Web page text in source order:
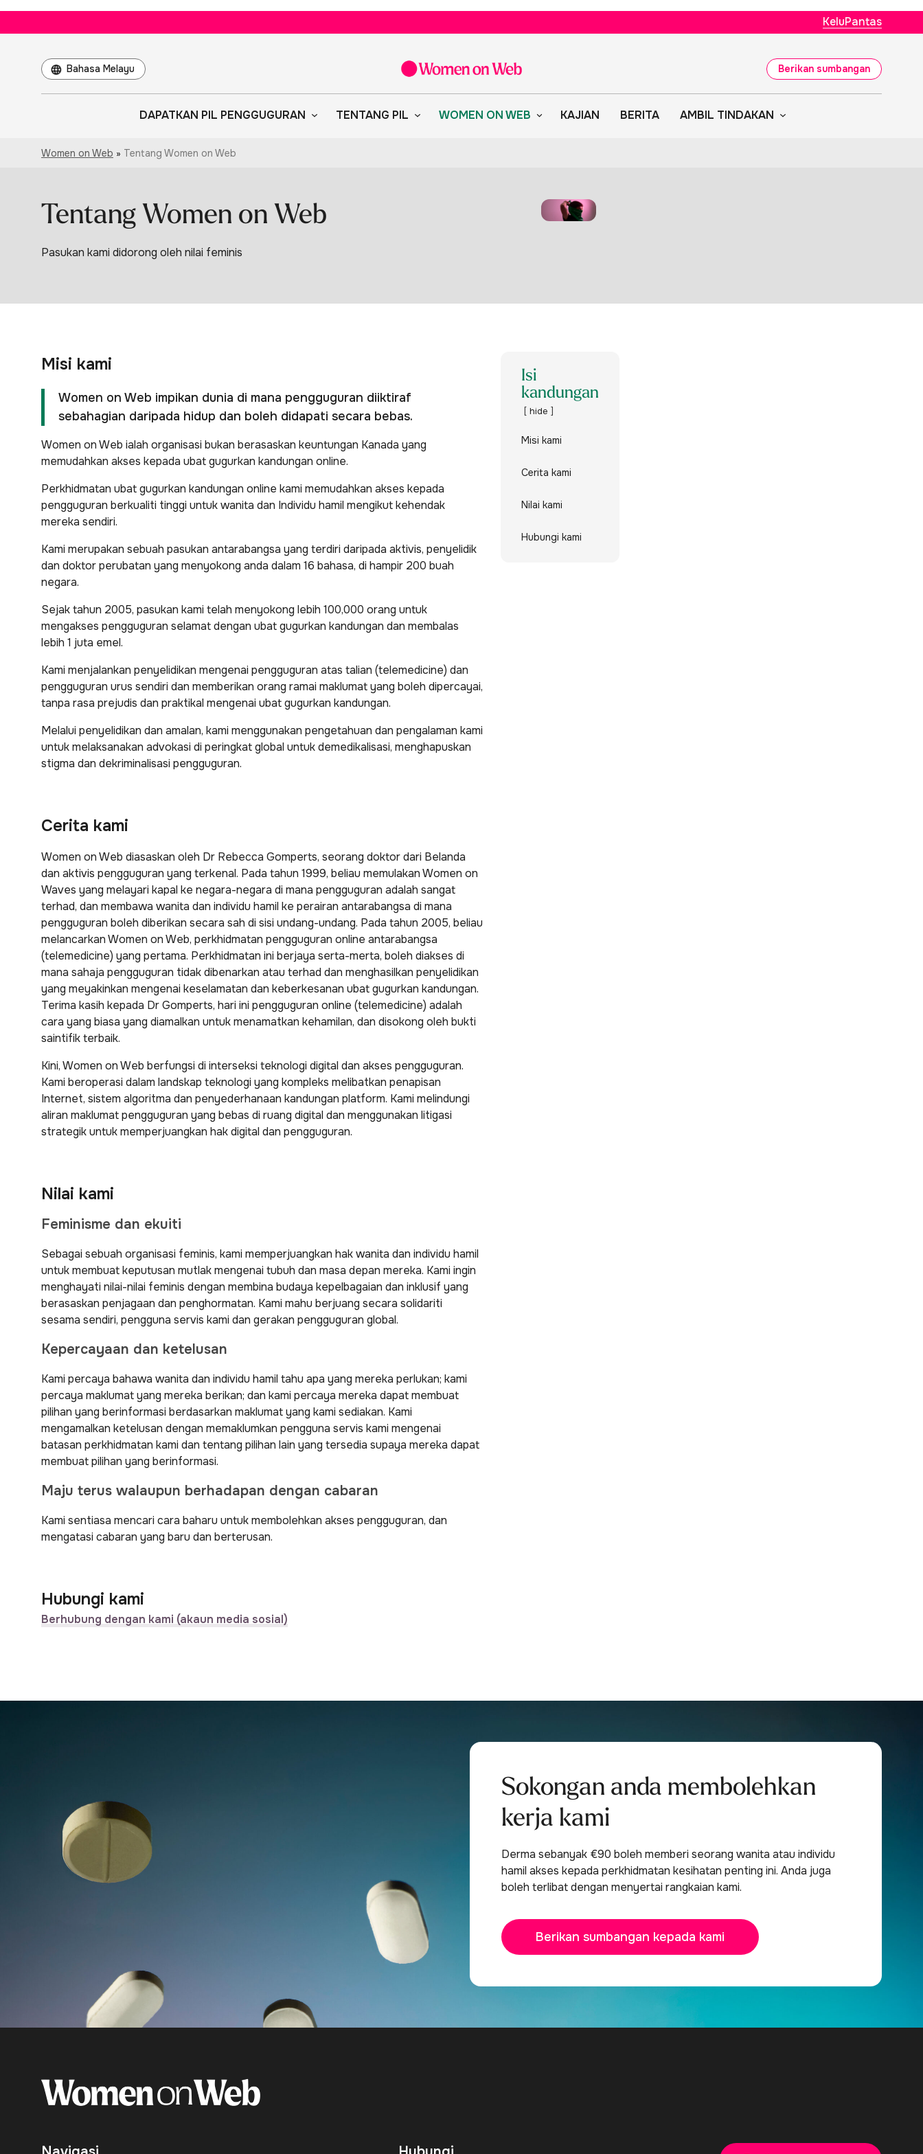
KeluPantas
Choose
a
language
Berikan sumbangan
DAPATKAN PIL PENGGUGURAN TENTANG PIL WOMEN ON WEB KAJIAN BERITA AMBIL TINDAKAN
Women on Web » Tentang Women on Web
Tentang Women on Web
Pasukan kami didorong oleh nilai feminis
Misi kami
Women on Web impikan dunia di mana pengguguran diiktiraf
sebahagian daripada hidup dan boleh didapati secara bebas.
Women on Web ialah organisasi bukan berasaskan keuntungan Kanada yang
memudahkan akses kepada ubat gugurkan kandungan online.
Perkhidmatan ubat gugurkan kandungan online kami memudahkan akses kepada
pengguguran berkualiti tinggi untuk wanita dan Individu hamil mengikut kehendak
mereka sendiri.
Kami merupakan sebuah pasukan antarabangsa yang terdiri daripada aktivis, penyelidik
dan doktor perubatan yang menyokong anda dalam 16 bahasa, di hampir 200 buah
negara.
Sejak tahun 2005, pasukan kami telah menyokong lebih 100,000 orang untuk
mengakses pengguguran selamat dengan ubat gugurkan kandungan dan membalas
lebih 1 juta emel.
Kami menjalankan penyelidikan mengenai pengguguran atas talian (telemedicine) dan
pengguguran urus sendiri dan memberikan orang ramai maklumat yang boleh dipercayai,
tanpa rasa prejudis dan praktikal mengenai ubat gugurkan kandungan.
Melalui penyelidikan dan amalan, kami menggunakan pengetahuan dan pengalaman kami
untuk melaksanakan advokasi di peringkat global untuk demedikalisasi, menghapuskan
stigma dan dekriminalisasi pengguguran.
Cerita kami
Women on Web diasaskan oleh Dr Rebecca Gomperts, seorang doktor dari Belanda
dan aktivis pengguguran yang terkenal. Pada tahun 1999, beliau memulakan Women on
Waves yang melayari kapal ke negara-negara di mana pengguguran adalah sangat
terhad, dan membawa wanita dan individu hamil ke perairan antarabangsa di mana
pengguguran boleh diberikan secara sah di sisi undang-undang. Pada tahun 2005, beliau
melancarkan Women on Web, perkhidmatan pengguguran online antarabangsa
(telemedicine) yang pertama. Perkhidmatan ini berjaya serta-merta, boleh diakses di
mana sahaja pengguguran tidak dibenarkan atau terhad dan menghasilkan penyelidikan
yang meyakinkan mengenai keselamatan dan keberkesanan ubat gugurkan kandungan.
Terima kasih kepada Dr Gomperts, hari ini pengguguran online (telemedicine) adalah
cara yang biasa yang diamalkan untuk menamatkan kehamilan, dan disokong oleh bukti
saintifik terbaik.
Kini, Women on Web berfungsi di interseksi teknologi digital dan akses pengguguran.
Kami beroperasi dalam landskap teknologi yang kompleks melibatkan penapisan
Internet, sistem algoritma dan penyederhanaan kandungan platform. Kami melindungi
aliran maklumat pengguguran yang bebas di ruang digital dan menggunakan litigasi
strategik untuk memperjuangkan hak digital dan pengguguran.
Nilai kami
Feminisme dan ekuiti
Sebagai sebuah organisasi feminis, kami memperjuangkan hak wanita dan individu hamil
untuk membuat keputusan mutlak mengenai tubuh dan masa depan mereka. Kami ingin
menghayati nilai-nilai feminis dengan membina budaya kepelbagaian dan inklusif yang
berasaskan penjagaan dan penghormatan. Kami mahu berjuang secara solidariti
sesama sendiri, pengguna servis kami dan gerakan pengguguran global.
Kepercayaan dan ketelusan
Kami percaya bahawa wanita dan individu hamil tahu apa yang mereka perlukan; kami
percaya maklumat yang mereka berikan; dan kami percaya mereka dapat membuat
pilihan yang berinformasi berdasarkan maklumat yang kami sediakan. Kami
mengamalkan ketelusan dengan memaklumkan pengguna servis kami mengenai
batasan perkhidmatan kami dan tentang pilihan lain yang tersedia supaya mereka dapat
membuat pilihan yang berinformasi.
Maju terus walaupun berhadapan dengan cabaran
Kami sentiasa mencari cara baharu untuk membolehkan akses pengguguran, dan
mengatasi cabaran yang baru dan berterusan.
Hubungi kami
Berhubung dengan kami (akaun media sosial)
Isi
kandungan
hide
Misi kami
Cerita kami
Nilai kami
Hubungi kami
Sokongan anda membolehkan
kerja kami
Derma sebanyak €90 boleh memberi seorang wanita atau individu
hamil akses kepada perkhidmatan kesihatan penting ini. Anda juga
boleh terlibat dengan menyertai rangkaian kami.
Berikan sumbangan kepada kami